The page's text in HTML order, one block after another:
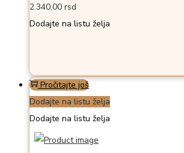
2.340,00 rsd
Dodajte na listu želja
Pročitajte još
Dodajte na listu želja
Dodajte na listu želja